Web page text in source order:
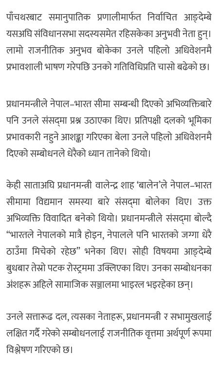
पाँचथरबाट समानुपातिक प्रणालीमार्फत निर्वाचित आङ्देम्बे
यसअघि संविधानसभा सदस्यसमेत रहिसकेका अनुभवी नेता हुन्।
लामो राजनीतिक अनुभव बोकेका उनले पहिलो अधिवेशनमै
प्रभावशाली भाषण गरेपछि उनको गतिविधिप्रति चासो बढेको छ।
प्रधानमन्त्रीले नेपाल–भारत सीमा सम्बन्धी दिएको अभिव्यक्तिबारे
पनि उनले संसद्‌मा प्रश्न उठाएका थिए। प्रतिपक्षी दलको भूमिका
प्रभावकारी नहुने आशङ्का गरिएका बेला उनले पहिलो अधिवेशनमै
दिएको सम्बोधनले धेरैको ध्यान तानेको थियो।
केही साताअघि प्रधानमन्त्री वालेन्द्र शाह ‘बालेन’ले नेपाल–भारत
सीमामा विद्यमान समस्या बारे संसद्‌मा बोलेका थिए। उक्त
अभिव्यक्ति विवादित बनेको थियो। प्रधानमन्त्रीले संसद्‌मा बोल्दै
“भारतले नेपालको मात्रै होइन, नेपालले पनि भारतको जग्गा धेरै
ठाउँमा मिचेको रहेछ” भनेका थिए। सोही विषयमा आङ्देम्बे
बुधबार तेस्रो पटक रोस्ट्रममा उक्लिएका थिए। उनका सम्बोधनका
अंशहरू अहिले सामाजिक सञ्जालमा भाइरल भइरहेका छन्।
उनले सत्तारूढ दल, त्यसका नेताहरू, प्रधानमन्त्री र सभामुखलाई
लक्षित गर्दै गरेको सम्बोधनलाई राजनीतिक वृत्तमा अर्थपूर्ण रूपमा
विश्लेषण गरिएको छ।